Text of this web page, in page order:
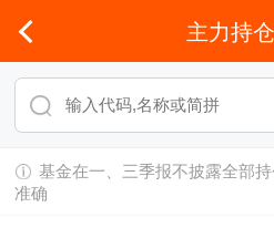
主力持仓
基金在一、三季报不披露全部
准确